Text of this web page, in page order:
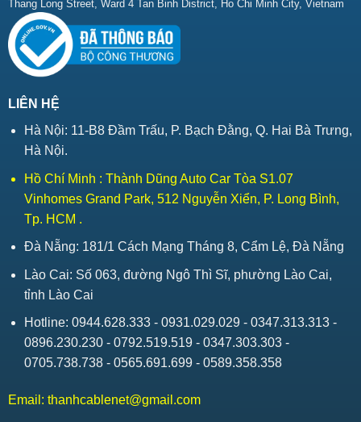
Thang Long Street, Ward 4 Tan Binh District, Ho Chi Minh City, Vietnam
LIÊN HỆ
Hà Nội: 11-B8 Đầm Trấu, P. Bạch Đằng, Q. Hai Bà Trưng,
Hà Nội.
Hồ Chí Minh : Thành Dũng Auto Car Tòa S1.07
Vinhomes Grand Park, 512 Nguyễn Xiển, P. Long Bình,
Tp. HCM .
Đà Nẵng: 181/1 Cách Mạng Tháng 8, Cẩm Lệ, Đà Nẵng
Lào Cai: Số 063, đường Ngô Thì Sĩ, phường Lào Cai,
tỉnh Lào Cai
Hotline: 0944.628.333 - 0931.029.029 - 0347.313.313 -
0896.230.230 - 0792.519.519 - 0347.303.303 -
0705.738.738 - 0565.691.699 - 0589.358.358
Email: thanhcablenet@gmail.com